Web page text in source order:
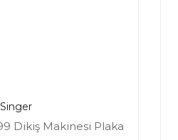
Singer
Dikiş Makinesi Plaka